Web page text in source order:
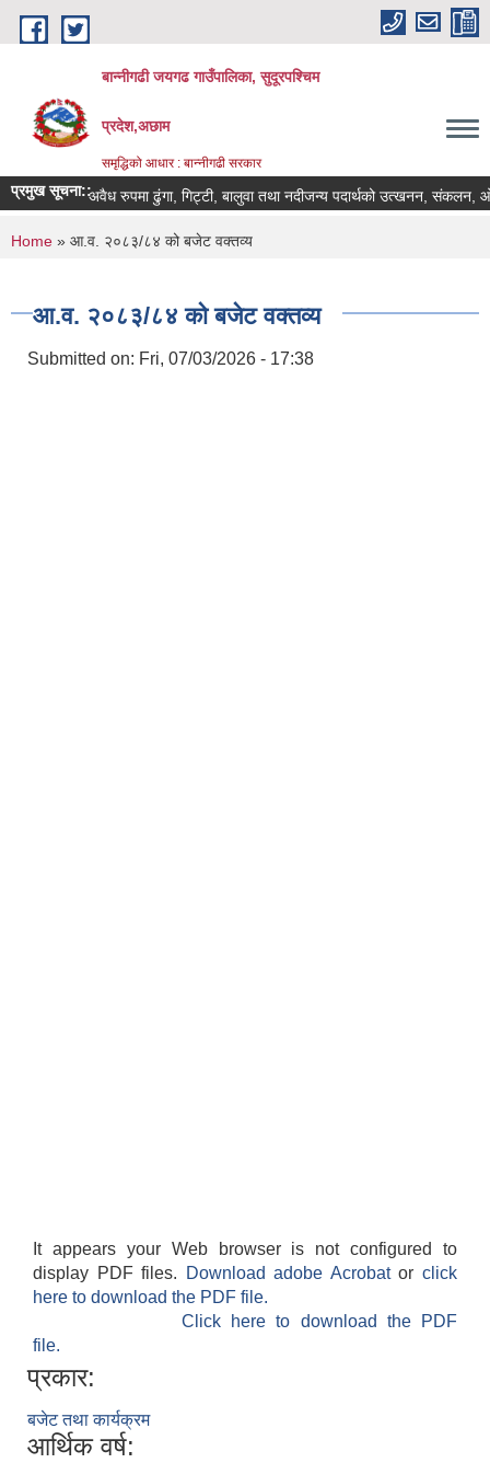
Skip to main content
बान्नीगढी जयगढ गाउँपालिका, सुदूरपश्चिम
प्रदेश,अछाम
समृद्धिको आधार : बान्नीगढी सरकार
प्रमुख सूचना::अवैध रुपमा ढुंगा, गिट्टी, बालुवा तथा नदीजन्य पदार्थको उत्खनन, संकलन,
You are here
Home » आ.व. २०८३/८४ को बजेट वक्तव्य
आ.व. २०८३/८४ को बजेट वक्तव्य
Submitted on: Fri, 07/03/2026 - 17:38
It appears your Web browser is not configured to
display PDF files.
Download adobe Acrobatorclick
here to download the PDF file.
Click here to download the PDF
file.
प्रकार:
बजेट तथा कार्यक्रम
आर्थिक वर्ष: